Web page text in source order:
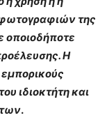
της
οποιοδήποτε
Η
ιδιοκτήτη και
.